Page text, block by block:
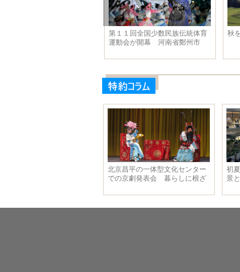
第１１回全国少数民族伝統体育
秋を迎えたナラティ風景区